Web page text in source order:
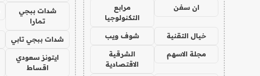
ان سفن
مرابع
التكنولوجيا
خيال التقنية شوف ويب
مجلة الاسهم
الشرقية
الاقتصادية
شدات ببجي
تمارا
شدات ببجي تابي
ايتونز سعودي
اقساط